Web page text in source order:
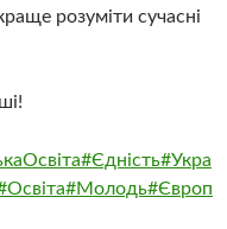
розуміти сучасні
#Єдність#Укра
#Молодь#Європ